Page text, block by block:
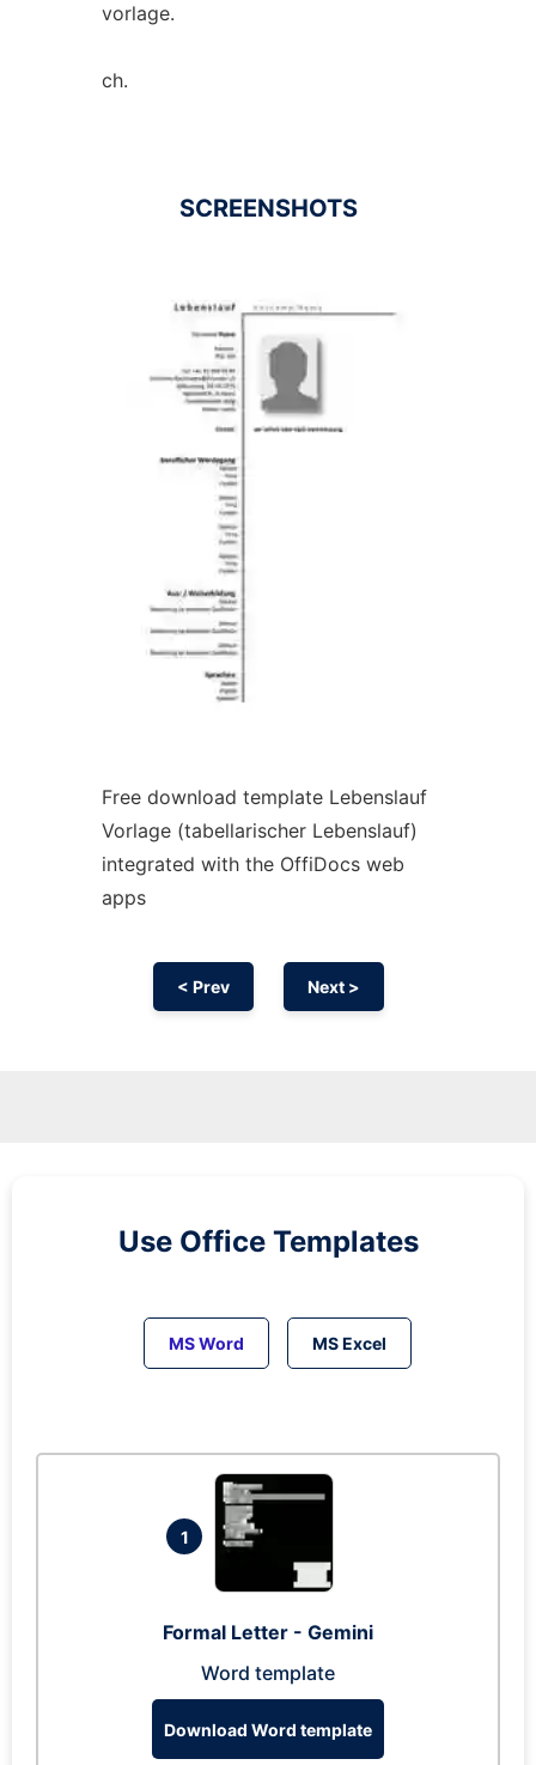
vorlage.
ch.
SCREENSHOTS
Free download template Lebenslauf
Vorlage (tabellarischer Lebenslauf)
integrated with the OffiDocs web
apps
< Prev Next >
Use Office Templates
MS Word MS Excel
1
Formal Letter - Gemini
Word template
Download Word template